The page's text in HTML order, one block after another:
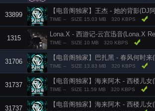
33899
【电音阁独家】王杰 - 她的背影(DJ
TIME -- SIZE 15.03 MB 320 KBPS
1315
Lona.X - 西游记-云宫迅音(Lona.X
TIME -- SIZE 10 MB 320 KBPS
31706
【电音阁独家】巴扎黑 - 春风何时
TIME -- SIZE 13.83 MB 320 KBPS
31737
【电音阁独家】海来阿木 - 西楼儿
TIME -- SIZE 11.59 MB 320 KBPS
31737
【电音阁独家】海来阿木 - 西楼儿